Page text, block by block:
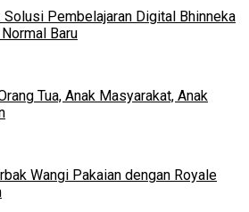
Solusi Pembelajaran Digital Bhinneka
Baru
Tua, Anak Masyarakat, Anak
Wangi Pakaian dengan Royale